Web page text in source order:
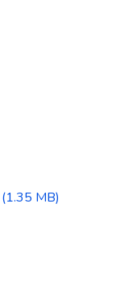
(1.35 MB)